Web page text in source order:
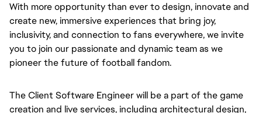
With more opportunity than ever to design, innovate and
create new, immersive experiences that bring joy,
inclusivity, and connection to fans everywhere, we invite
you to join our passionate and dynamic team as we
pioneer the future of football fandom.
The Client Software Engineer will be a part of the game
creation and live services, including architectural design,